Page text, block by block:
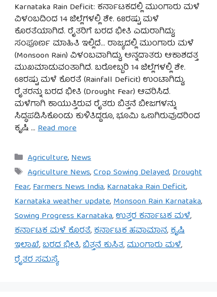
Karnataka Rain Deficit: ಕರ್ನಾಟಕದಲ್ಲಿ ಮುಂಗಾರು ಮಳೆ
ವಿಳಂಬದಿಂದ 14 ಜಿಲ್ಲೆಗಳಲ್ಲಿ ಶೇ. 68ರಷ್ಟು ಮಳೆ
ಕೊರತೆಯಾಗಿದೆ. ರೈತರಿಗೆ ಬರದ ಭೀತಿ ಎದುರಾಗಿದ್ದು;
ಸಂಪೂರ್ಣ ಮಾಹಿತಿ ಇಲ್ಲಿದೆ… ರಾಜ್ಯದಲ್ಲಿ ಮುಂಗಾರು ಮಳೆ
(Monsoon Rain) ವಿಳಂಬವಾಗಿದ್ದು, ಅನ್ನದಾತರು ಆಕಾಶದತ್ತ
ಮುಖಮಾಡುವಂತಾಗಿದೆ. ಬರೋಬ್ಬರಿ 14 ಜಿಲ್ಲೆಗಳಲ್ಲಿ ಶೇ.
68ರಷ್ಟು ಮಳೆ ಕೊರತೆ (Rainfall Deficit) ಉಂಟಾಗಿದ್ದು,
ರೈತರನ್ನು ಬರದ ಭೀತಿ (Drought Fear) ಆವರಿಸಿದೆ.
ಮಳೆಗಾಗಿ ಕಾಯುತ್ತಿರುವ ರೈತರು ಬಿತ್ತನೆ ಬೀಜಗಳನ್ನು
ಸಿದ್ಧಪಡಿಸಿಕೊಂಡು ಕುಳಿತಿದ್ದರೂ, ಭೂಮಿ ಒಣಗಿರುವುದರಿಂದ
ಕೃಷಿ … Read more
Categories
Agriculture,News
Tags
Agriculture News,Crop Sowing Delayed,Drought
Fear,Farmers News India,Karnataka Rain Deficit,
Karnataka weather update,Monsoon Rain Karnataka,
Sowing Progress Karnataka,ಉತ್ತರ ಕರ್ನಾಟಕ ಮಳೆ,
ಕರ್ನಾಟಕ ಮಳೆ ಕೊರತೆ,ಕರ್ನಾಟಕ ಹವಾಮಾನ,ಕೃಷಿ
ಇಲಾಖೆ,ಬರದ ಭೀತಿ,ಬಿತ್ತನೆ ಕುಸಿತ,ಮುಂಗಾರು ಮಳೆ,
ರೈತರ ಸಮಸ್ಯೆ